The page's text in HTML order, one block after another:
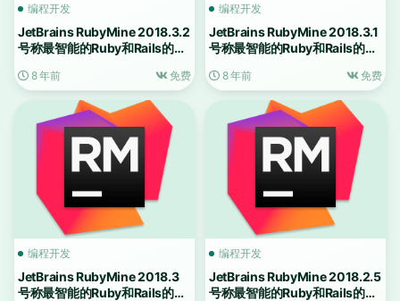
编程开发
JetBrains RubyMine 2018.3.2
号称最智能的Ruby和Rails的
8 年前 免费
编程开发
JetBrains RubyMine 2018.3.1
号称最智能的Ruby和Rails的
8 年前 免费
编程开发
JetBrains RubyMine 2018.3
号称最智能的Ruby和Rails的
编程开发
JetBrains RubyMine 2018.2.5
号称最智能的Ruby和Rails的